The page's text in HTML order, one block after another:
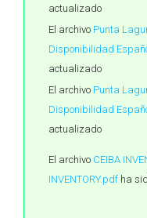
actualizado
El archivo Punta
Disponibilidad
actualizado
El archivo Punta
Disponibilidad
actualizado
El archivo CEIBA
INVENTORY.pdf ha